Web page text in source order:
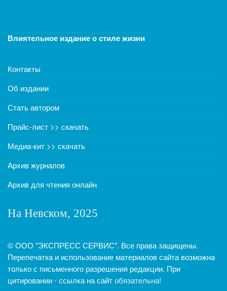
Влиятельное издание о стиле жизни
Контакты
Об издании
Стать автором
Прайс-лист >> скачать
Медиа-кит >> скачать
Архив журналов
Архив для чтения онлайн
На Невском, 2025
© ООО "ЭКСПРЕСС СЕРВИС". Все права защищены.
Перепечатка и использование материалов сайта возможна
только с письменного разрешения редакции. При
цитировании - ссылка на сайтобязательна!